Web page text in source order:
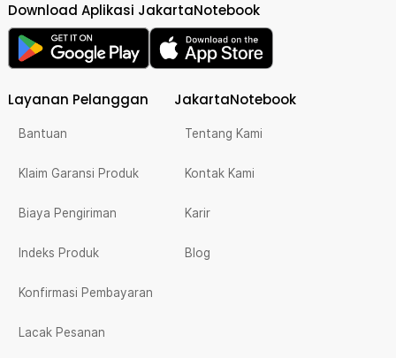
Download Aplikasi JakartaNotebook
Layanan Pelanggan
Bantuan
Klaim Garansi Produk
Biaya Pengiriman
Indeks Produk
Konfirmasi Pembayaran
Lacak Pesanan
JakartaNotebook
Tentang Kami
Kontak Kami
Karir
Blog